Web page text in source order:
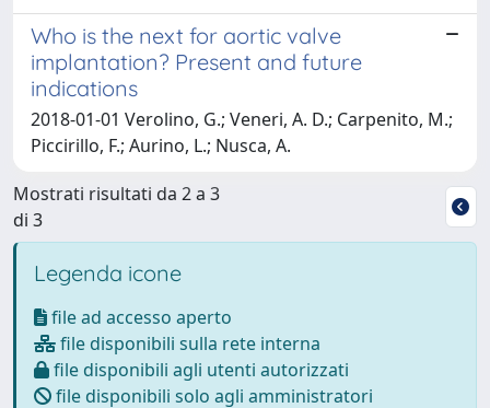
Who is the next for aortic valve
implantation? Present and future
indications
2018-01-01 Verolino, G.; Veneri, A. D.; Carpenito, M.;
Piccirillo, F.; Aurino, L.; Nusca, A.
Mostrati risultati da 2 a 3
di 3
Legenda icone
file ad accesso aperto
file disponibili sulla rete interna
file disponibili agli utenti autorizzati
file disponibili solo agli amministratori